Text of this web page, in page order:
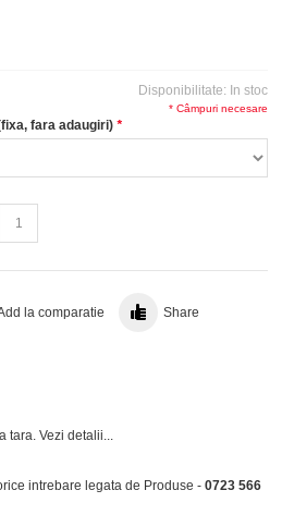
Disponibilitate: In stoc
*
fara adaugiri)
* Câmpuri necesare
la comparatie Share
tara.Vezi detalii...
intrebare legata de Produse -0723 566